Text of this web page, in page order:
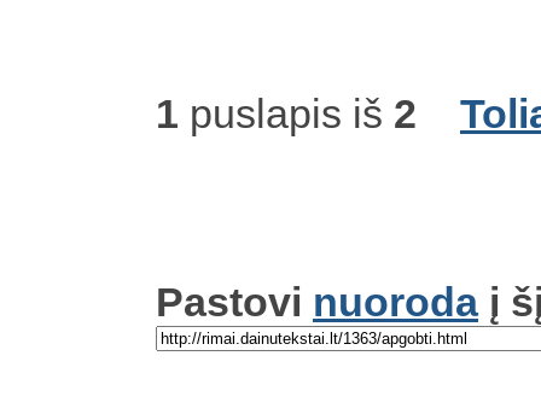
1 puslapis iš 2
Pastovi nuorodaį